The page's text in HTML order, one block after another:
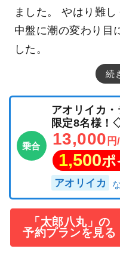
ました。 やはり難し
中盤に潮の変わり目
した。
続
乗合
アオリイカ
限定8名様！
13,000 円
1,500ポ
アオリイカ
「太郎八丸」の
予約プランを見る